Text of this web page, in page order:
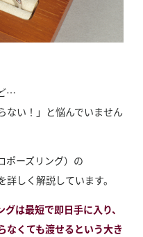
…
ない！」と悩んでいません
ポーズリング）の
しく解説しています。
グは最短で即日手に入り、
なくても渡せるという大き